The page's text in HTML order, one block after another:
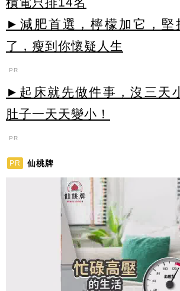
►減肥首選，檸檬加它，堅
了，瘦到你懷疑人生
PR
►起床就先做件事，沒三天
肚子一天天變小！
PR
PR 仙桃牌